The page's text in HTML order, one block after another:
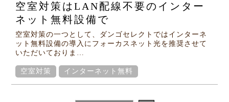
空室対策はLAN配線不要のインター
ネット無料設備で
空室対策の一つとして、ダンゴセレクトではインターネ
ット無料設備の導入にフォーカスネット光を推奨させて
いただいておりま…
空室対策 インターネット無料